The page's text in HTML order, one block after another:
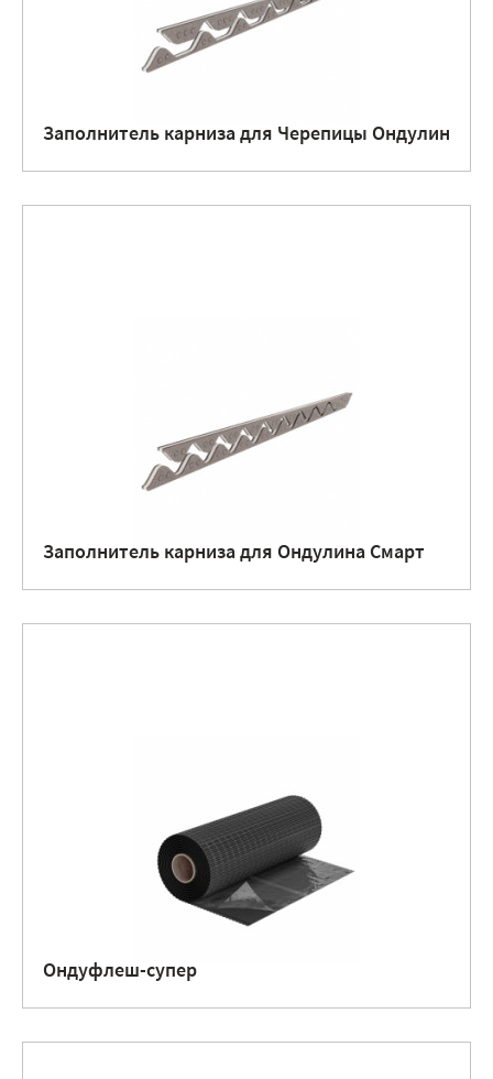
Заполнитель карниза для Черепицы Ондулин
Заполнитель карниза для Ондулина Смарт
Ондуфлеш-супер